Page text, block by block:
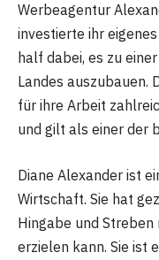
Werbeagentur
investierte ihr
half dabei, es zu
Landes auszubauen.
für ihre Arbeit
und gilt als einer der
Diane Alexander ist
Wirtschaft. Sie hat
Hingabe und
erzielen kann. Sie ist